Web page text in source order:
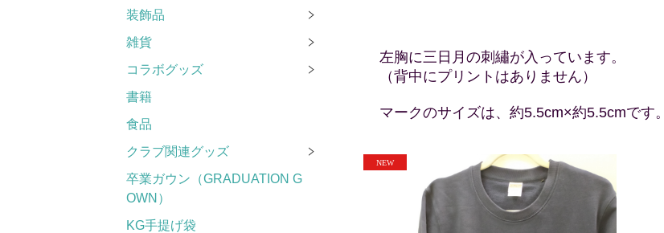
左胸に三日月の刺繡が入っています。
（背中にプリントはありません）
マークのサイズは、約5.5cm×約5.5cmです。
装飾品
雑貨
コラボグッズ
書籍
食品
クラブ関連グッズ
卒業ガウン（GRADUATION G
OWN）
KG手提げ袋